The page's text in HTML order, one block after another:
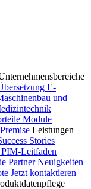
E-
und
Module
Leistungen
Stories
PIM-Leitfaden
PartnerNeuigkeiten
Jetzt kontaktieren